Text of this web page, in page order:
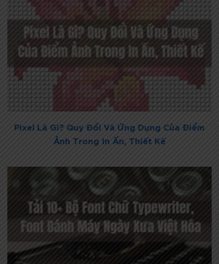
Pixel Là Gì? Quy Đổi Và Ứng Dụng Của Điểm
Ảnh Trong In Ấn, Thiết Kế